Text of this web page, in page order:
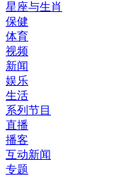
星座与生肖
保健
体育
视频
新闻
娱乐
生活
系列节目
直播
播客
互动新闻
专题